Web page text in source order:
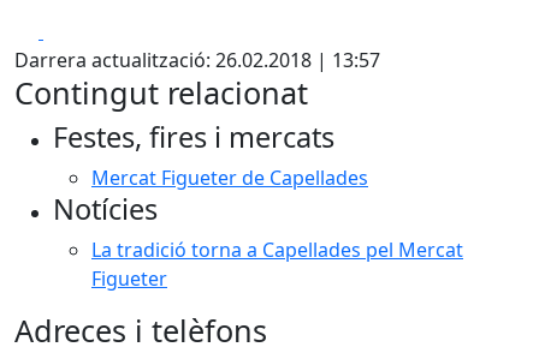
Darrera actualització: 26.02.2018 | 13:57
Contingut relacionat
Festes, fires i mercats
Mercat Figueter de Capellades
Notícies
La tradició torna a Capellades pel Mercat
Figueter
Adreces i telèfons